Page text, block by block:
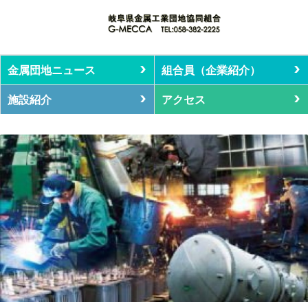
金属団地ニュース 組合員（企業紹介）
施設紹介 アクセス